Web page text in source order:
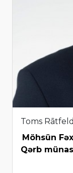
Toms
Möhsün
Qərb